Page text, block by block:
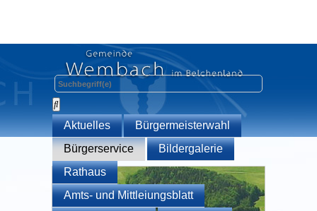
Aktuelles
Bürgermeisterwahl
Bürgerservice
Bildergalerie
Rathaus
Amts- und Mittleiungsblatt